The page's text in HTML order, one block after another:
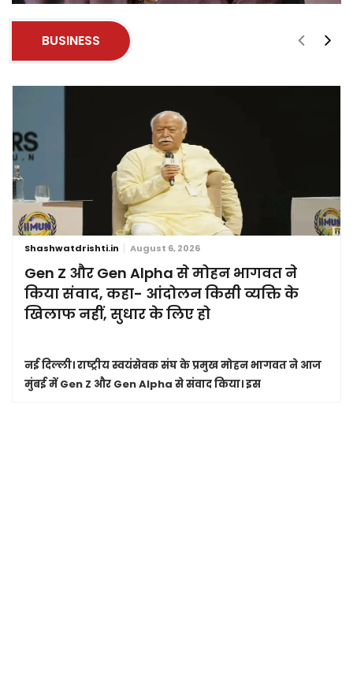
BUSINESS
Shashwatdrishti.in August 6, 2026
Gen Z और Gen Alpha से मोहन भागवत ने
किया संवाद, कहा- आंदोलन किसी व्यक्ति के
खिलाफ नहीं, सुधार के लिए हो
नई दिल्ली।राष्ट्रीय स्वयंसेवक संघ के प्रमुख मोहन भागवत ने आज
मुंबई में Gen Z और Gen Alpha से संवाद किया। इस